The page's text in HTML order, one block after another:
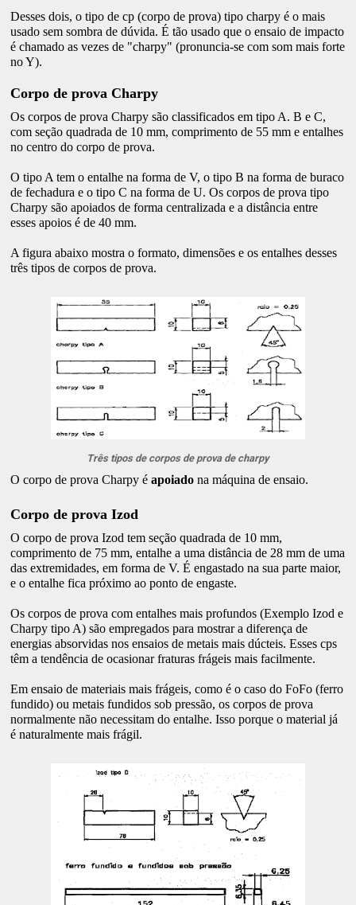
Desses dois, o tipo de cp (corpo de prova) tipo charpy é o mais
usado sem sombra de dúvida. É tão usado que o ensaio de impacto
é chamado as vezes de "charpy" (pronuncia-se com som mais forte
no Y).
Corpo de prova Charpy
Os corpos de prova Charpy são classificados em tipo A. B e C,
com seção quadrada de 10 mm, comprimento de 55 mm e entalhes
no centro do corpo de prova.
O tipo A tem o entalhe na forma de V, o tipo B na forma de buraco
de fechadura e o tipo C na forma de U. Os corpos de prova tipo
Charpy são apoiados de forma centralizada e a distância entre
esses apoios é de 40 mm.
A figura abaixo mostra o formato, dimensões e os entalhes desses
três tipos de corpos de prova.
Três tipos de corpos de prova de charpy
O corpo de prova Charpy éapoiado na máquina de ensaio.
Corpo de prova Izod
O corpo de prova Izod tem seção quadrada de 10 mm,
comprimento de 75 mm, entalhe a uma distância de 28 mm de uma
das extremidades, em forma de V. É engastado na sua parte maior,
e o entalhe fica próximo ao ponto de engaste.
Os corpos de prova com entalhes mais profundos (Exemplo Izod e
Charpy tipo A) são empregados para mostrar a diferença de
energias absorvidas nos ensaios de metais mais dúcteis. Esses cps
têm a tendência de ocasionar fraturas frágeis mais facilmente.
Em ensaio de materiais mais frágeis, como é o caso do FoFo (ferro
fundido) ou metais fundidos sob pressão, os corpos de prova
normalmente não necessitam do entalhe. Isso porque o material já
é naturalmente mais frágil.